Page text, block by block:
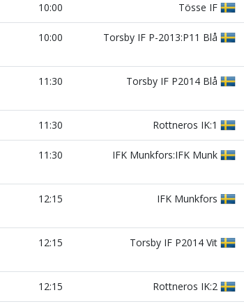
10:00 Tösse IF
10:00 Torsby IF P-2013:P11 Blå
11:30 Torsby IF P2014 Blå
11:30 Rottneros IK:1
11:30 IFK Munkfors:IFK Munk
12:15 IFK Munkfors
12:15 Torsby IF P2014 Vit
12:15 Rottneros IK:2